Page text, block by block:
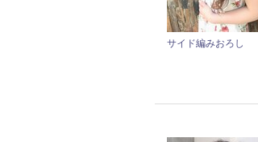
サイド編みおろし